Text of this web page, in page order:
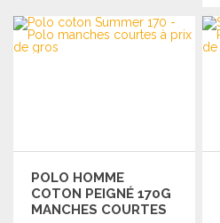
POLO HOMME
COTON PEIGNÉ 170G
MANCHES COURTES